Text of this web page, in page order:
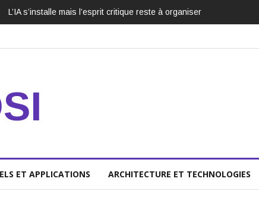
L’IA s’installe mais l’esprit critique reste à organiser
ET APPLICATIONS ARCHITECTURE ET TECHNOLOGIES